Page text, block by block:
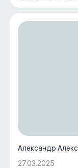
Александр
27.03.2025